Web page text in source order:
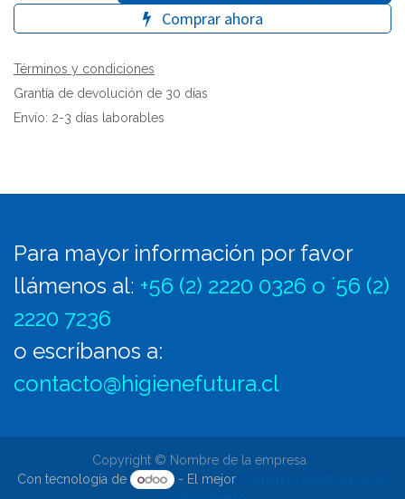
Comprar ahora
Términos y condiciones
Grantía de devolución de 30 días
Envío: 2-3 días laborables
Para mayor información por favor
llámenos al: +56 (2) 2220 0326 o ´56 (2)
2220 7236
o escríbanos a:
contacto@higienefutura.cl
Copyright © Nombre de la empresa
Con tecnología de
- El mejor